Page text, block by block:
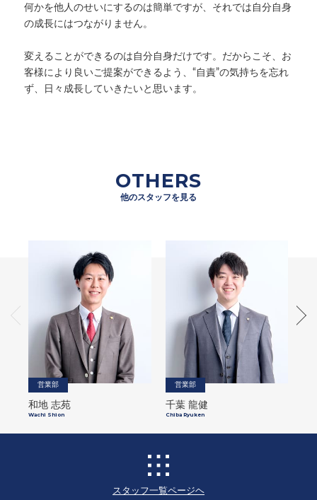
何かを他人のせいにするのは簡単ですが、それでは自分自身
の成長にはつながりません。
変えることができるのは自分自身だけです。だからこそ、お
客様により良いご提案ができるよう、“自責”の気持ちを忘れ
ず、日々成長していきたいと思います。
OTHERS
他のスタッフを見る
営業部
和地 志苑
Wachi Shion
営業部
千葉 龍健
Chiba Ryuken
スタッフ一覧ページヘ